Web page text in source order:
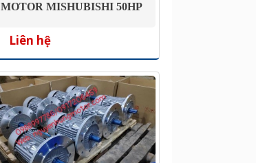
MOTOR MISHUBISHI 50HP
Liên hệ